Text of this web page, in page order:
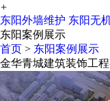
+
东阳外墙维护 东阳无
东阳案例展示
首页 > 东阳案例展示
金华青城建筑装饰工